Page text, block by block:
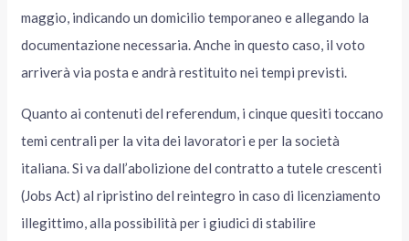
maggio, indicando un domicilio temporaneo e allegando la
documentazione necessaria. Anche in questo caso, il voto
arriverà via posta e andrà restituito nei tempi previsti.
Quanto ai contenuti del referendum, i cinque quesiti toccano
temi centrali per la vita dei lavoratori e per la società
italiana. Si va dall’abolizione del contratto a tutele crescenti
(Jobs Act) al ripristino del reintegro in caso di licenziamento
illegittimo, alla possibilità per i giudici di stabilire